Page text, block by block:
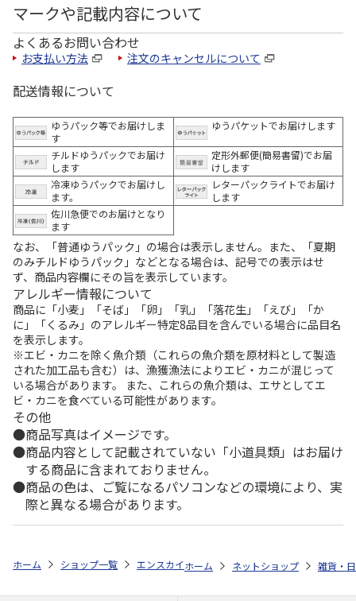
マークや記載内容について
よくあるお問い合わせ
お支払い方法 注文のキャンセルについて
配送情報について
ゆうパック等でお届けしま
す
ゆうパケットでお届けします
チルドゆうパックでお届け
します
定形外郵便(簡易書留)でお届
けします
冷凍ゆうパックでお届けし
ます。
レターパックライトでお届け
します
佐川急便でのお届けとなり
ます
なお、「普通ゆうパック」の場合は表示しません。また、「夏期
のみチルドゆうパック」などとなる場合は、記号での表示はせ
ず、商品内容欄にその旨を表示しています。
アレルギー情報について
商品に「小麦」「そば」「卵」「乳」「落花生」「えび」「か
に」「くるみ」のアレルギー特定8品目を含んでいる場合に品目名
を表示します。
※エビ・カニを除く魚介類（これらの魚介類を原材料として製造
された加工品も含む）は、漁獲漁法によりエビ・カニが混じって
いる場合があります。 また、これらの魚介類は、エサとしてエ
ビ・カニを食べている可能性があります。
その他
商品写真はイメージです。
商品内容として記載されていない「小道具類」はお届け
する商品に含まれておりません。
商品の色は、ご覧になるパソコンなどの環境により、実
際と異なる場合があります。
ホーム ショップ一覧 エンスカイ 名馬烈伝 アクリルキーホルダー
ホーム ネットショップ 雑貨・